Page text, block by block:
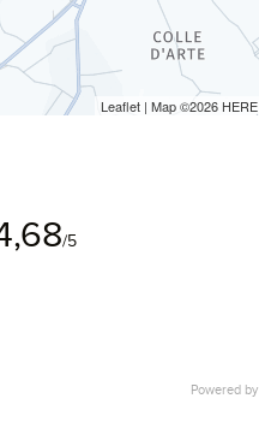
Leaflet | Map ©2026 HERE
/5
Powered by